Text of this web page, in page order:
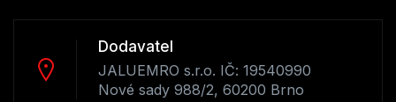
Dodavatel
JALUEMRO s.r.o. IČ: 19540990
Nové sady 988/2, 60200 Brno